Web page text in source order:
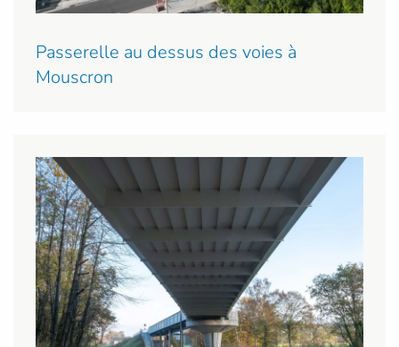
Passerelle au dessus des voies à
Mouscron